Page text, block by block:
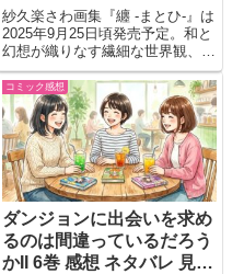
紗久楽さわ画集『纏 -まとひ-』は
2025年9月25日頃発売予定。和と
幻想が織りなす繊細な世界観、描
き下ろしへの期待など見どころを
120秒でチェック。
コミック感想
ダンジョンに出会いを求め
るのは間違っているだろう
かII 6巻 感想 ネタバレ 見ど